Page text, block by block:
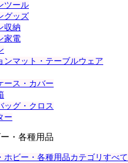
ツール
グッズ
収納
家電
ンマット・テーブルウェア
ース・カバー
ッグ・クロス
ー
・各種用品
ホビー・各種用品カテゴリすべて